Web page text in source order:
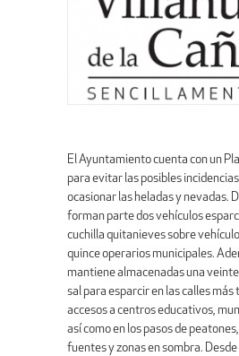
El Ayuntamiento cuenta con un
para evitar las posibles
ocasionar las heladas y nevadas.
forman parte dos vehículos
cuchilla quitanieves sobre
quince operarios municipales.
mantiene almacenadas una
sal para esparcir en las calles más
accesos a centros educativos,
así como en los pasos de
fuentes y zonas en sombra.